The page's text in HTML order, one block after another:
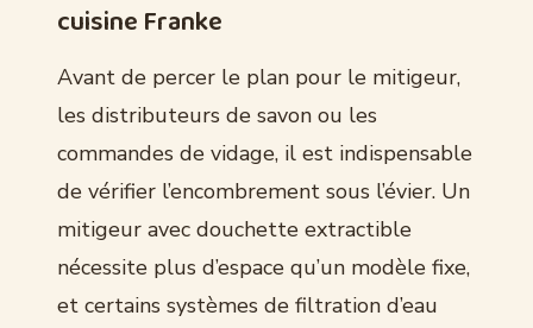
cuisine Franke
Avant de percer le plan pour le mitigeur,
les distributeurs de savon ou les
commandes de vidage, il est indispensable
de vérifier l’encombrement sous l’évier. Un
mitigeur avec douchette extractible
nécessite plus d’espace qu’un modèle fixe,
et certains systèmes de filtration d’eau